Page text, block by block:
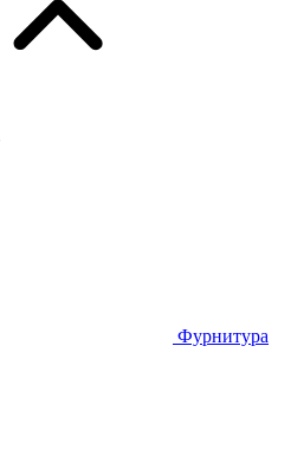
Фурнитура